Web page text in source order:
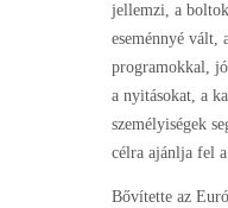
jellemzi, a
eseménnyé vált,
programokkal,
a nyitásokat, a
személyiségek
célra ajánlja fel
Bővítette az